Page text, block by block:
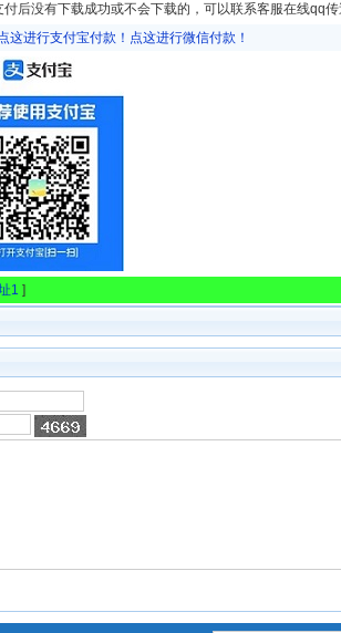
后没有下载成功或不会下载的，可以联系客服在线qq
这进行支付宝付款！ 点这进行微信付款！
1 ]